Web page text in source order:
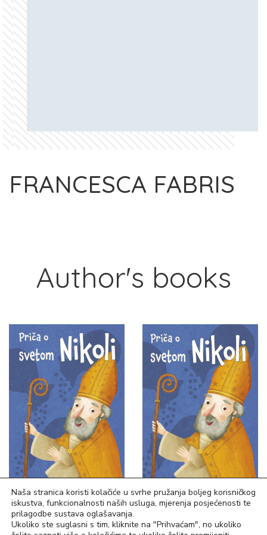
FRANCESCA FABRIS
Author's books
Priča o svetom Nikoli
1,99€
Priča o svetom Nikoli
7,43€
Naša stranica koristi kolačiće u svrhe pružanja boljeg korisničkog
iskustva, funkcionalnosti naših usluga, mjerenja posjećenosti te
prilagodbe sustava oglašavanja.
Ukoliko ste suglasni s tim, kliknite na "Prihvaćam", no ukoliko